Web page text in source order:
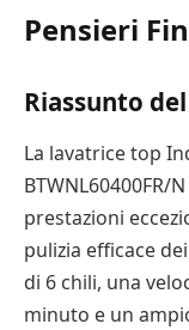
Pensieri
Riassunto
La lavatrice top
prestazioni
pulizia efficace
di 6 chili, una
minuto e un